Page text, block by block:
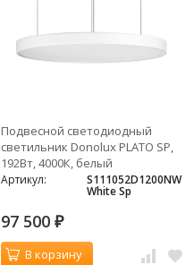
Подвесной светодиодный
светильник Donolux PLATO SP,
192Вт, 4000К, белый
Артикул: S111052D1200NW
White Sp
97 500 ₽
В корзину